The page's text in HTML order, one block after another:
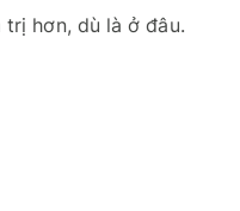
hơn, dù là ở đâu.